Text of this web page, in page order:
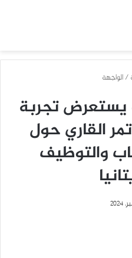
/ الواجهة
يستعرض تجربة
القاري حول
والتوظيف